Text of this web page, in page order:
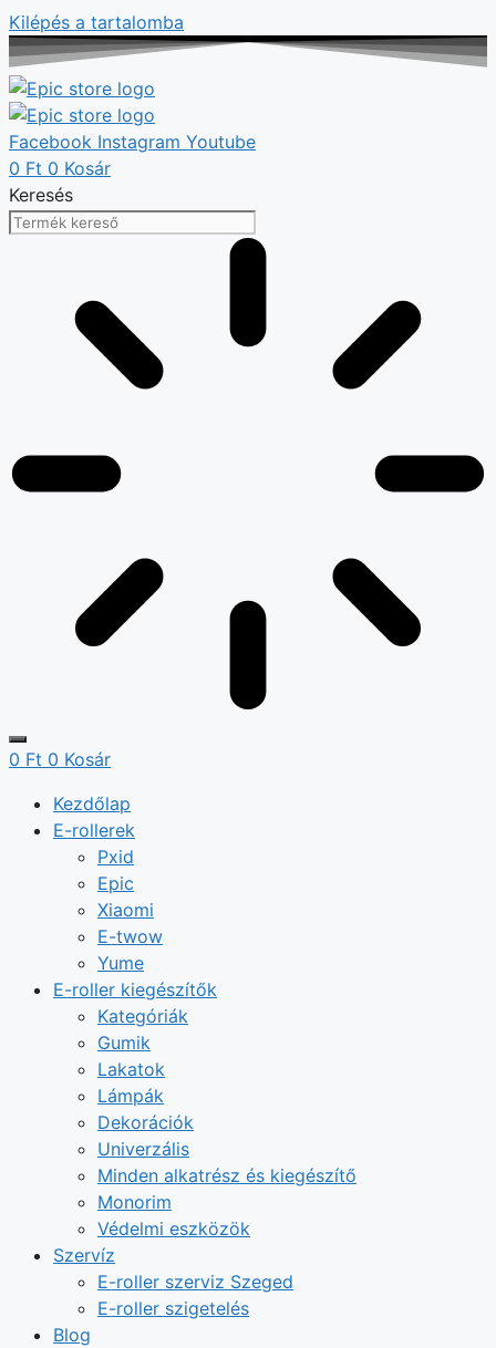
Kilépés a tartalomba
Facebook Instagram Youtube
0 Ft 0 Kosár
Keresés
0 Ft 0 Kosár
Kezdőlap
E-rollerek
Pxid
Epic
Xiaomi
E-twow
Yume
E-roller kiegészítők
Kategóriák
Gumik
Lakatok
Lámpák
Dekorációk
Univerzális
Minden alkatrész és kiegészítő
Monorim
Védelmi eszközök
Szervíz
E-roller szerviz Szeged
E-roller szigetelés
Blog